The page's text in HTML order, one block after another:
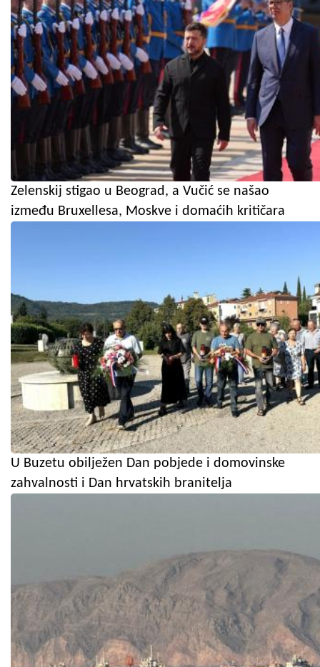
Zelenskij stigao u Beograd, a Vučić se našao
između Bruxellesa, Moskve i domaćih kritičara
U Buzetu obilježen Dan pobjede i domovinske
zahvalnosti i Dan hrvatskih branitelja